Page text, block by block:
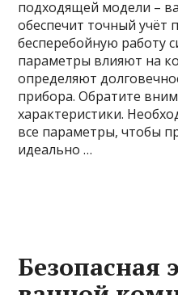
подходящей модели –
обеспечит точный учёт
бесперебойную работу
параметры влияют на
определяют
прибора. Обратите
характеристики.
все параметры, чтобы
идеально …
Безопасная